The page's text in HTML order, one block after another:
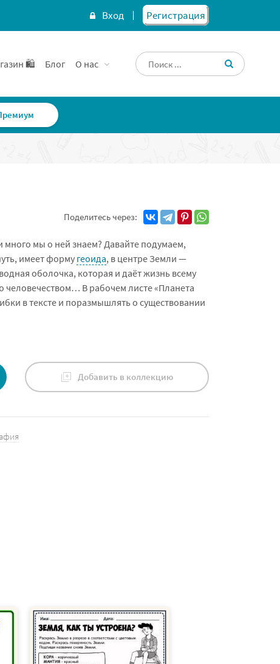
Вход Регистрация
🛍️ Блог О нас
Поделитесь через:
мы о ней знаем? Давайте подумаем,
имеет форму геоида, в центре Земли —
оболочка, которая и даёт жизнь всему
В рабочем листе «Планета
в тексте и поразмышлять о существовании
Добавить в коллекцию